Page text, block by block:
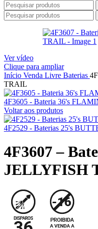
Ver vídeo
Clique para ampliar
Início Venda Livre Baterias
TRAIL
4F3605 - Bateria 36's
Voltar aos produtos
4F2529 - Baterias 25's
4F3607 –
JELLYFISH